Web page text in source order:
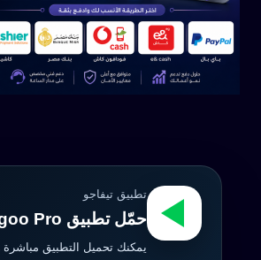
تطبيق تيفاجو
حمّل تطبيق Tefagoo Pro الآن
يمكنك تحميل التطبيق